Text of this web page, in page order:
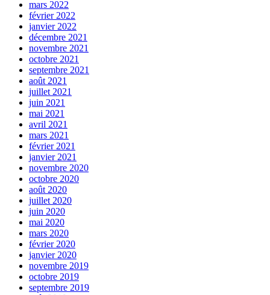
mars 2022
février 2022
janvier 2022
décembre 2021
novembre 2021
octobre 2021
septembre 2021
août 2021
juillet 2021
juin 2021
mai 2021
avril 2021
mars 2021
février 2021
janvier 2021
novembre 2020
octobre 2020
août 2020
juillet 2020
juin 2020
mai 2020
mars 2020
février 2020
janvier 2020
novembre 2019
octobre 2019
septembre 2019